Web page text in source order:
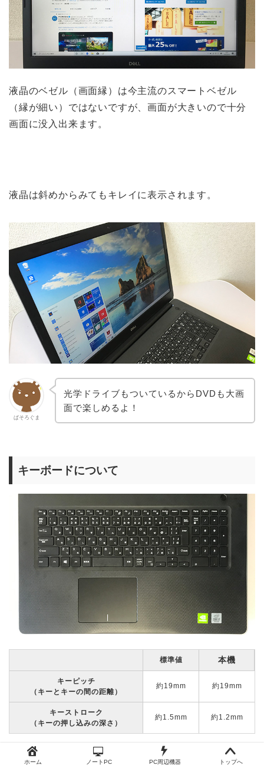
液晶のベゼル（画面縁）は今主流のスマートベゼル
（縁が細い）ではないですが、画面が大きいので十分
画面に没入出来ます。
液晶は斜めからみてもキレイに表示されます。
ぱそろぐま
光学ドライブもついているからDVDも大画
面で楽しめるよ！
キーボードについて
標準値 本機
キーピッチ
（キーとキーの間の距離）
約19mm 約19mm
キーストローク
（キーの押し込みの深さ）
約1.5mm 約1.2mm
キーの大きさが均一、十分なキーピッチが確保されて
ホーム ノートPC PC周辺機器 トップへ